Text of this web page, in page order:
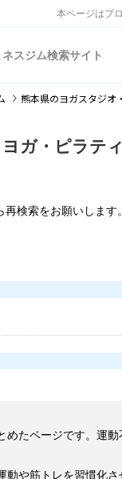
本ページはプ
スジム検索サイト
熊本県のヨガスタジオ
ガ・ピラテ
検索をお願いします。
たページです。運
や筋トレを習慣化さ